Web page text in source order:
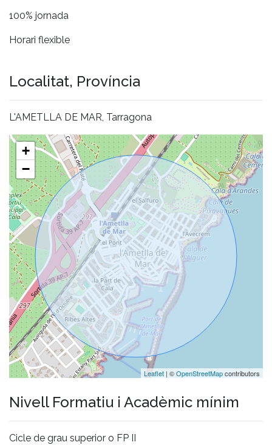
100% jornada
Horari flexible
Localitat, Província
L'AMETLLA DE MAR, Tarragona
+
−
Leaflet | ©OpenStreetMapcontributors
Nivell Formatiu i Acadèmic mínim
Cicle de grau superior o FP II